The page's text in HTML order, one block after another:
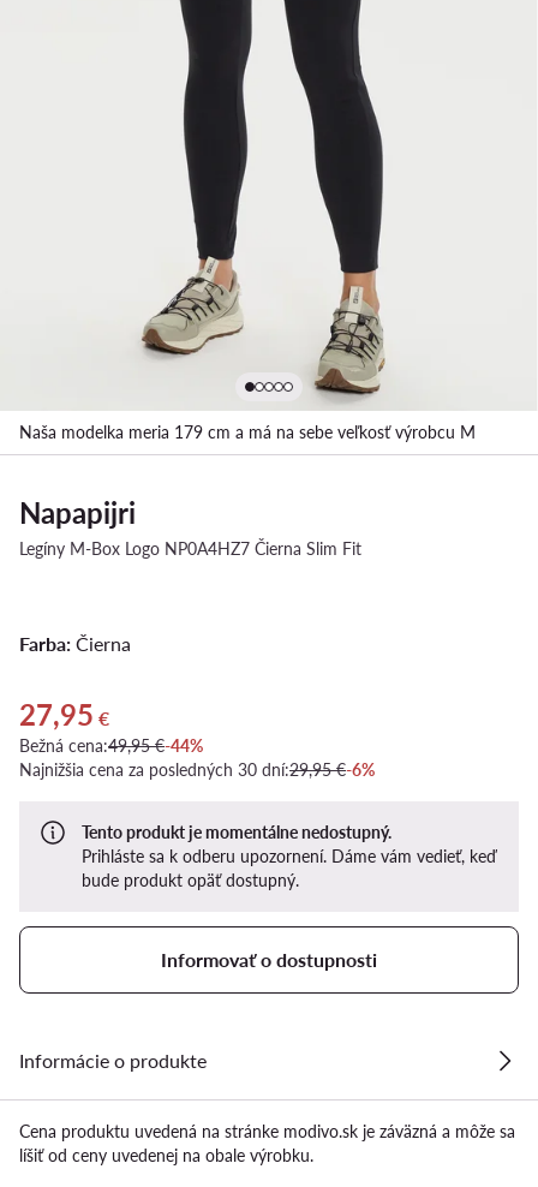
Naša modelka meria 179 cm a má na sebe veľkosť výrobcu M
Napapijri
Legíny M-Box Logo NP0A4HZ7 Čierna Slim Fit
Farba: Čierna
Aktuálna cena 27,95 €
27,95 €
Bežná cena:49,95 €-44%
Najnižšia cena za posledných 30 dní:29,95 €-6%
Tento produkt je momentálne nedostupný.
Prihláste sa k odberu upozornení. Dáme vám vedieť, keď
bude produkt opäť dostupný.
Informovať o dostupnosti
Informácie o produkte
Cena produktu uvedená na stránke modivo.sk je záväzná a môže sa
líšiť od ceny uvedenej na obale výrobku.